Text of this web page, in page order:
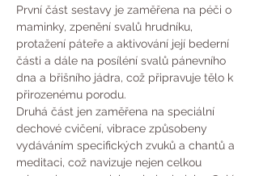
První část sestavy je zaměřena na péči o
maminky, zpenění svalů hrudníku,
protažení páteře a aktivování její bederní
části a dále na posíléní svalů pánevního
dna a břišního jádra, což připravuje tělo k
přirozenému porodu.
Druhá část jen zaměřena na speciální
dechové cvičení, vibrace způsobeny
vydáváním specifických zvuků a chantů a
meditaci, což navizuje nejen celkou